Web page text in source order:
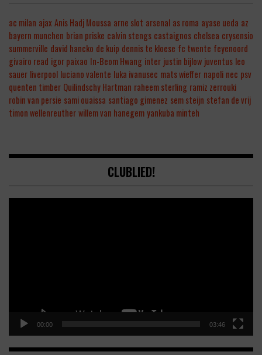
ac milan ajax Anis Hadj Moussa arne slot arsenal as roma ayase ueda az
bayern munchen brian priske calvin stengs castaignos chelsea crysensio
summerville david hancko de kuip dennis te kloese fc twente feyenoord
givairo read igor paixao In-Beom Hwang inter justin bijlow juventus leo
sauer liverpool luciano valente luka ivanusec mats wieffer napoli nec psv
quenten timber Quilindschy Hartman raheem sterling ramiz zerrouki
robin van persie sami ouaissa santiago gimenez sem steijn stefan de vrij
timon wellenreutherwillem van hanegemyankuba minteh
CLUBLIED!
00:00 03:46